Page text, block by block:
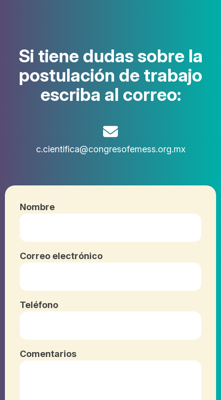
Si tiene dudas sobre la
postulación de trabajo
escriba al correo:
c.cientifica@congresofemess.org.mx
Nombre
Correo electrónico
Teléfono
Comentarios